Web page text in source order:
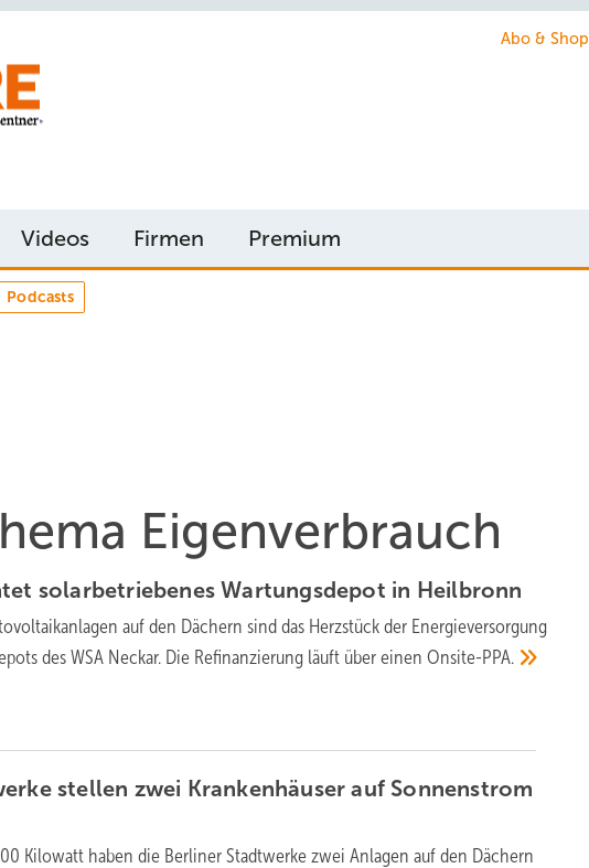
Abo & Shop
Videos Firmen Premium
Podcasts
Eigenverbrauch
solarbetriebenes Wartungsdepot in Heilbronn
auf den Dächern sind das Herzstück der Energieversorgung
des WSA Neckar. Die Refinanzierung läuft über einenOnsite-PPA.
stellen zwei Krankenhäuser auf Sonnenstrom
Kilowatt haben die Berliner Stadtwerke zwei Anlagen auf den Dächern